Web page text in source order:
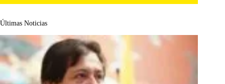
Últimas Noticias